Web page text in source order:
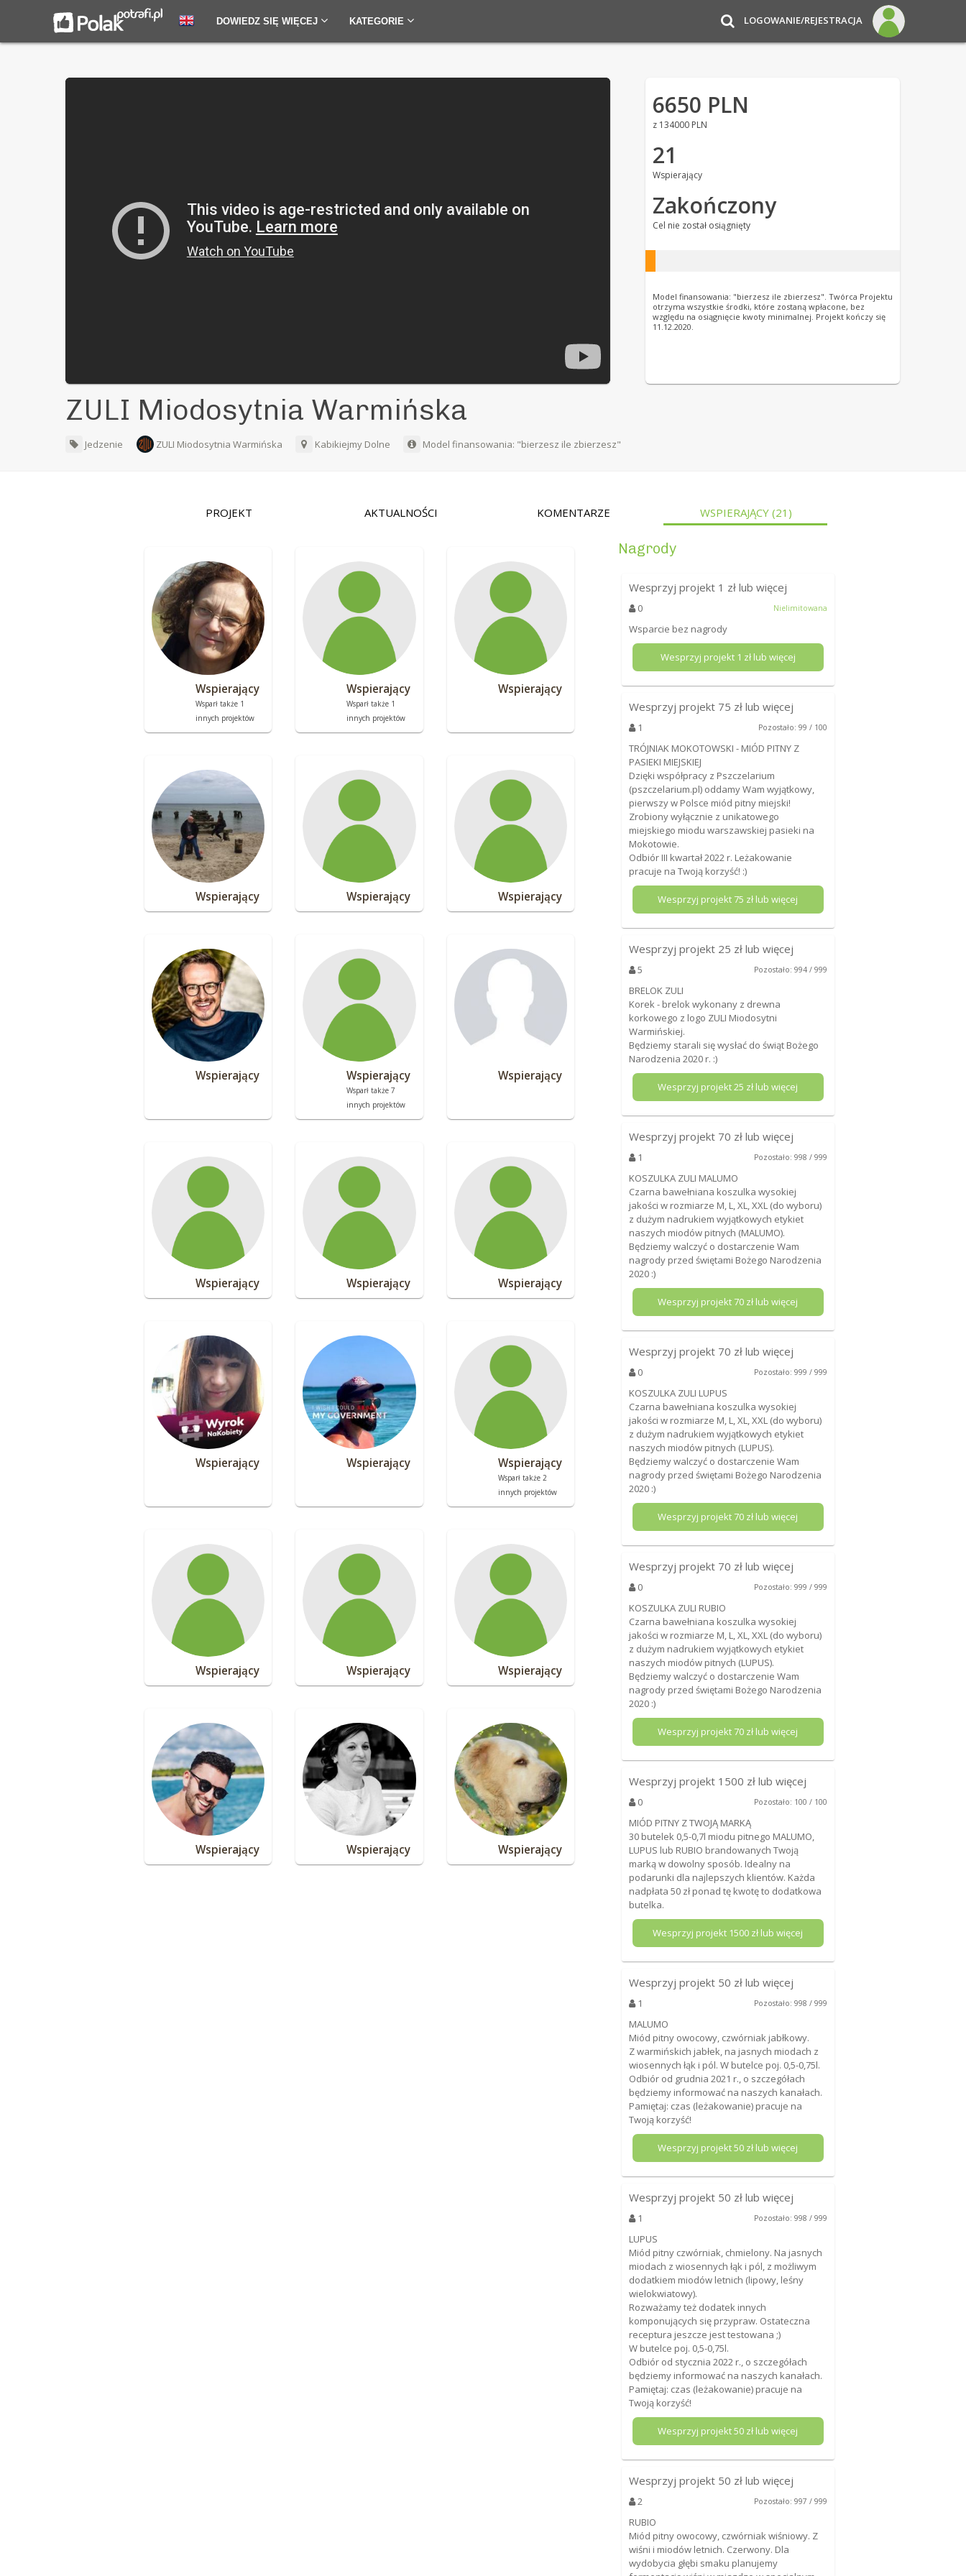
DOWIEDZ SIĘ WIĘCEJ KATEGORIE LOGOWANIE/REJESTRACJA
6650 PLN
z 134000 PLN
21
Wspierający
Zakończony
Cel nie został osiągnięty
Model finansowania: "bierzesz ile zbierzesz". Twórca Projektu
otrzyma wszystkie środki, które zostaną wpłacone, bez
względu na osiągnięcie kwoty minimalnej. Projekt kończy się
11.12.2020.
ZULI Miodosytnia Warmińska
Jedzenie ZULI Miodosytnia Warmińska Kabikiejmy Dolne Model finansowania: "bierzesz ile zbierzesz"
PROJEKT AKTUALNOŚCI KOMENTARZE WSPIERAJĄCY(21)
Wspierający
Wsparł także 1
innych projektów
Wspierający
Wsparł także 1
innych projektów
Wspierający
Wspierający Wspierający Wspierający
Wspierający Wspierający
Wsparł także 7
innych projektów
Wspierający
Wspierający Wspierający Wspierający
Wspierający Wspierający Wspierający
Wsparł także 2
innych projektów
Wspierający Wspierający Wspierający
Wspierający Wspierający Wspierający
Nagrody
Wesprzyj projekt 1 zł lub więcej
0 Nielimitowana
Wsparcie bez nagrody
Wesprzyj projekt 1 zł lub więcej
Wesprzyj projekt 75 zł lub więcej
1 Pozostało: 99 / 100
TRÓJNIAK MOKOTOWSKI - MIÓD PITNY Z
PASIEKI MIEJSKIEJ
Dzięki współpracy z Pszczelarium
(pszczelarium.pl) oddamy Wam wyjątkowy,
pierwszy w Polsce miód pitny miejski!
Zrobiony wyłącznie z unikatowego
miejskiego miodu warszawskiej pasieki na
Mokotowie.
Odbiór III kwartał 2022 r. Leżakowanie
pracuje na Twoją korzyść! :)
Wesprzyj projekt75 zł lub więcej
Wesprzyj projekt 25 zł lub więcej
5 Pozostało: 994 / 999
BRELOK ZULI
Korek - brelok wykonany z drewna
korkowego z logo ZULI Miodosytni
Warmińskiej.
Będziemy starali się wysłać do świąt Bożego
Narodzenia 2020 r. :)
Wesprzyj projekt25 zł lub więcej
Wesprzyj projekt 70 zł lub więcej
1 Pozostało: 998 / 999
KOSZULKA ZULI MALUMO
Czarna bawełniana koszulka wysokiej
jakości w rozmiarze M, L, XL, XXL (do wyboru)
z dużym nadrukiem wyjątkowych etykiet
naszych miodów pitnych (MALUMO).
Będziemy walczyć o dostarczenie Wam
nagrody przed świętami Bożego Narodzenia
2020 :)
Wesprzyj projekt70 zł lub więcej
Wesprzyj projekt 70 zł lub więcej
0 Pozostało: 999 / 999
KOSZULKA ZULI LUPUS
Czarna bawełniana koszulka wysokiej
jakości w rozmiarze M, L, XL, XXL (do wyboru)
z dużym nadrukiem wyjątkowych etykiet
naszych miodów pitnych (LUPUS).
Będziemy walczyć o dostarczenie Wam
nagrody przed świętami Bożego Narodzenia
2020 :)
Wesprzyj projekt70 zł lub więcej
Wesprzyj projekt 70 zł lub więcej
0 Pozostało: 999 / 999
KOSZULKA ZULI RUBIO
Czarna bawełniana koszulka wysokiej
jakości w rozmiarze M, L, XL, XXL (do wyboru)
z dużym nadrukiem wyjątkowych etykiet
naszych miodów pitnych (LUPUS).
Będziemy walczyć o dostarczenie Wam
nagrody przed świętami Bożego Narodzenia
2020 :)
Wesprzyj projekt70 zł lub więcej
Wesprzyj projekt 1500 zł lub więcej
0 Pozostało: 100 / 100
MIÓD PITNY Z TWOJĄ MARKĄ
30 butelek 0,5-0,7l miodu pitnego MALUMO,
LUPUS lub RUBIO brandowanych Twoją
marką w dowolny sposób. Idealny na
podarunki dla najlepszych klientów. Każda
nadpłata 50 zł ponad tę kwotę to dodatkowa
butelka.
Wesprzyj projekt 1500 zł lub więcej
Wesprzyj projekt 50 zł lub więcej
1 Pozostało: 998 / 999
MALUMO
Miód pitny owocowy, czwórniak jabłkowy.
Z warmińskich jabłek, na jasnych miodach z
wiosennych łąk i pól. W butelce poj. 0,5-0,75l.
Odbiór od grudnia 2021 r., o szczegółach
będziemy informować na naszych kanałach.
Pamiętaj: czas (leżakowanie) pracuje na
Twoją korzyść!
Wesprzyj projekt50 zł lub więcej
Wesprzyj projekt 50 zł lub więcej
1 Pozostało: 998 / 999
LUPUS
Miód pitny czwórniak, chmielony. Na jasnych
miodach z wiosennych łąk i pól, z możliwym
dodatkiem miodów letnich (lipowy, leśny
wielokwiatowy).
Rozważamy też dodatek innych
komponujących się przypraw. Ostateczna
receptura jeszcze jest testowana ;)
W butelce poj. 0,5-0,75l.
Odbiór od stycznia 2022 r., o szczegółach
będziemy informować na naszych kanałach.
Pamiętaj: czas (leżakowanie) pracuje na
Twoją korzyść!
Wesprzyj projekt50 zł lub więcej
Wesprzyj projekt 50 zł lub więcej
2 Pozostało: 997 / 999
RUBIO
Miód pitny owocowy, czwórniak wiśniowy. Z
wiśni i miodów letnich. Czerwony. Dla
wydobycia głębi smaku planujemy